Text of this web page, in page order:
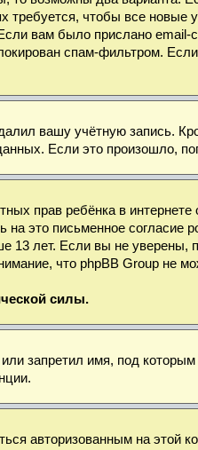
чтобы все
вам было прислано
спам-фильтром.
вашу учётную запись.
Если это произошло,
прав ребёнка в
это письменное согласие
лет. Если вы не уверены,
что phpBB Group не
силы.
запретил имя, под
авторизованным на этой